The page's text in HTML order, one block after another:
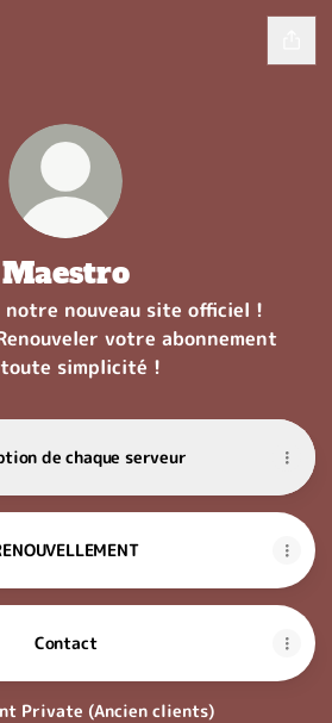
Maestro
notre nouveau site officiel !
votre abonnement
simplicité !
de chaque serveur
Contact
Private (Ancien clients)